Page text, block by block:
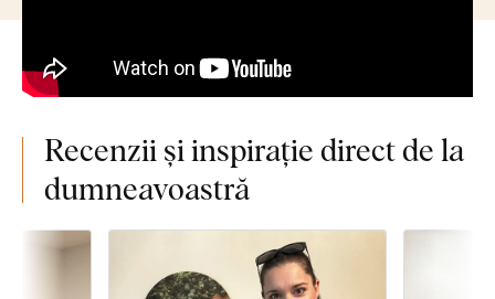
Recenzii și inspirație direct de la
dumneavoastră